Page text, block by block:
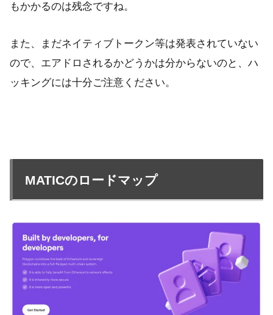
もかかるのは残念ですね。
また、まだネイティブトークン等は発表されていない
ので、エアドロされるかどうかは分からないのと、ハ
ッキングには十分ご注意ください。
MATICのロードマップ